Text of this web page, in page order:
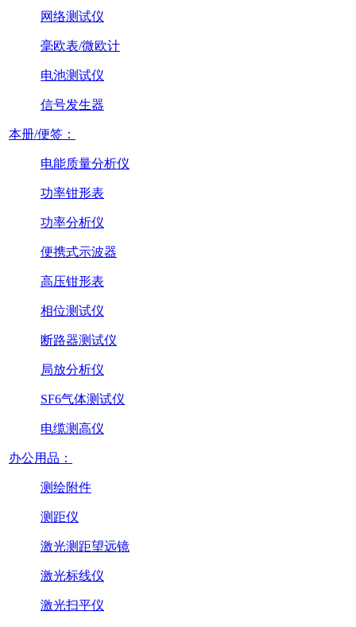
网络测试仪
毫欧表/微欧计
电池测试仪
信号发生器
本册/便签：
电能质量分析仪
功率钳形表
功率分析仪
便携式示波器
高压钳形表
相位测试仪
断路器测试仪
局放分析仪
SF6气体测试仪
电缆测高仪
办公用品：
测绘附件
测距仪
激光测距望远镜
激光标线仪
激光扫平仪